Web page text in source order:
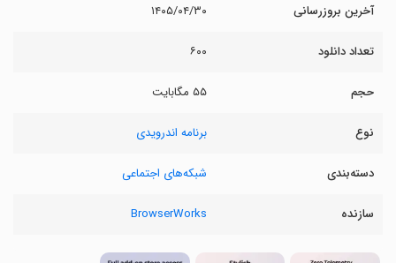
آخرین بروزرسانی ۱۴۰۵/۰۴/۳۰
تعداد دانلود ۶۰۰
حجم ۵۵ مگابایت
نوع برنامه اندرویدی
دسته‌بندی شبکه‌های اجتماعی
سازنده BrowserWorks